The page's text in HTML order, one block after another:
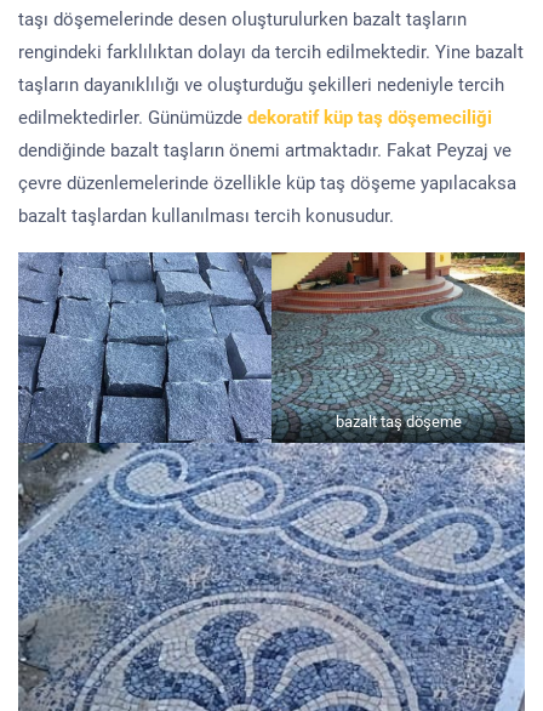
taşı döşemelerinde desen oluşturulurken bazalt taşların
rengindeki farklılıktan dolayı da tercih edilmektedir. Yine bazalt
taşların dayanıklılığı ve oluşturduğu şekilleri nedeniyle tercih
edilmektedirler. Günümüzde dekoratif küp taş döşemeciliği
dendiğinde bazalt taşların önemi artmaktadır. Fakat Peyzaj ve
çevre düzenlemelerinde özellikle küp taş döşeme yapılacaksa
bazalt taşlardan kullanılması tercih konusudur.
bazalt taş döşeme